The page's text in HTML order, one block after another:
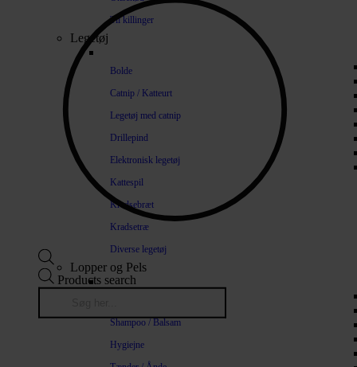
Til killinger
Legetøj
Bolde
Catnip / Katteurt
Legetøj med catnip
Drillepind
Elektronisk legetøj
Kattespil
Kradsebræt
Kradsetræ
Diverse legetøj
Lopper og Pels
Shampoo / Balsam
Hygiejne
Products search